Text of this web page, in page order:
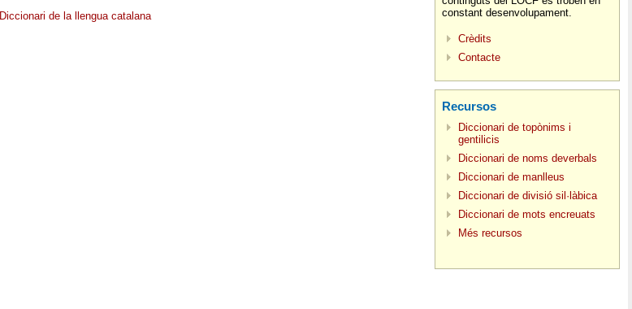
Diccionari de la llengua catalana
constant desenvolupament.
Crèdits
Contacte
Recursos
Diccionari de topònims i
gentilicis
Diccionari de noms deverbals
Diccionari de manlleus
Diccionari de divisió sil·làbica
Diccionari de mots encreuats
Més recursos